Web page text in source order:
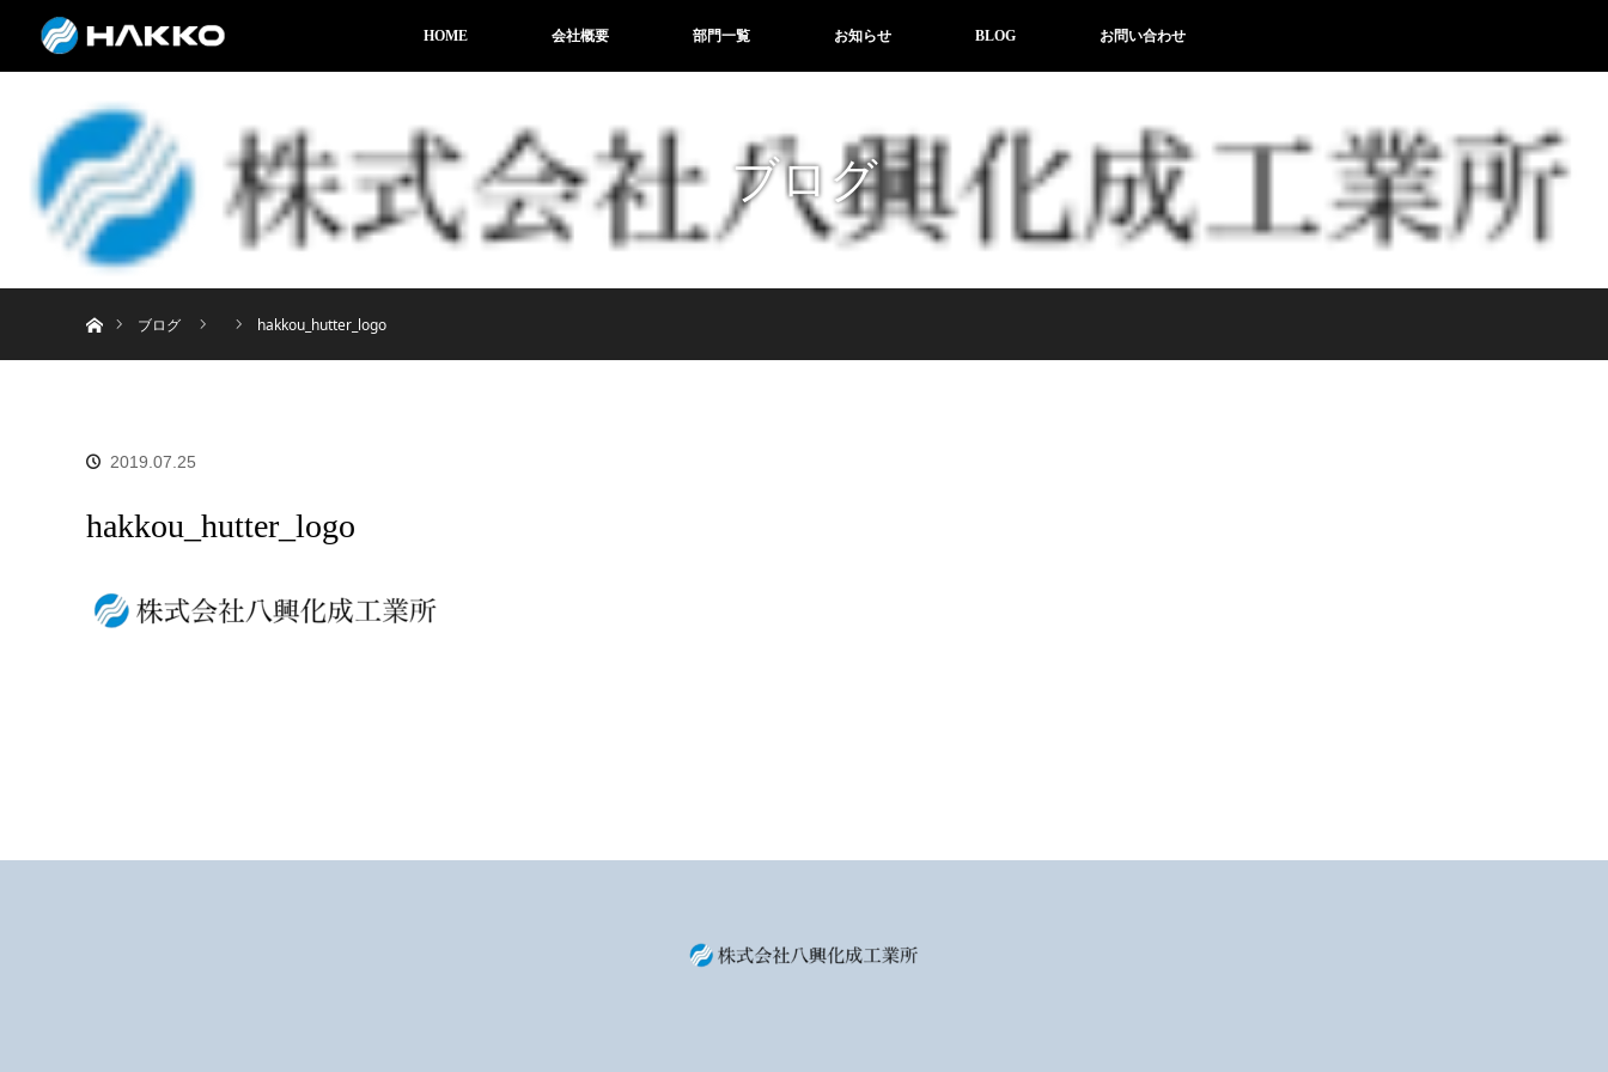
HOME 会社概要 部門一覧 お知らせ BLOG お問い合わせ
ブログ
ブログ
hakkou_hutter_logo
2019.07.25
hakkou_hutter_logo